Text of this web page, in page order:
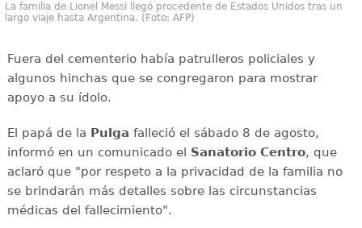
La familia de Lionel Messi llegó procedente de Estados Unidos tras un
largo viaje hasta Argentina. (Foto: AFP)
Fuera del cementerio había patrulleros policiales y
algunos hinchas que se congregaron para mostrar
apoyo a su ídolo.
El papá de la Pulga falleció el sábado 8 de agosto,
informó en un comunicado el Sanatorio Centro, que
aclaró que "por respeto a la privacidad de la familia no
se brindarán más detalles sobre las circunstancias
médicas del fallecimiento".